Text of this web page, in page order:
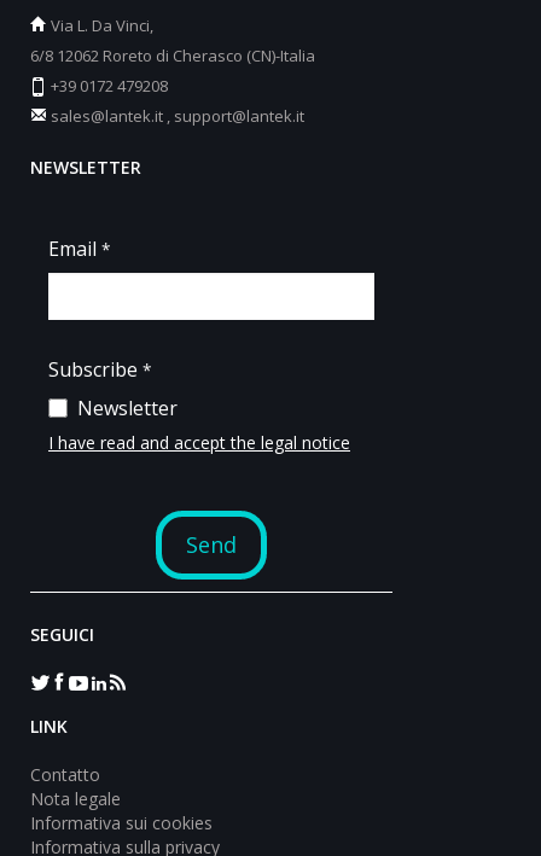
Via L. Da Vinci,
6/8 12062 Roreto di Cherasco (CN)-Italia
+39 0172 479208
sales@lantek.it , support@lantek.it
NEWSLETTER
SEGUICI
LINK
Contatto
Nota legale
Informativa sui cookies
Informativa sulla privacy